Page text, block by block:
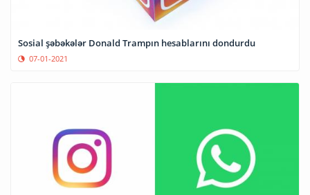
Sosial şəbəkələr Donald Trampın hesablarını dondurdu
07-01-2021